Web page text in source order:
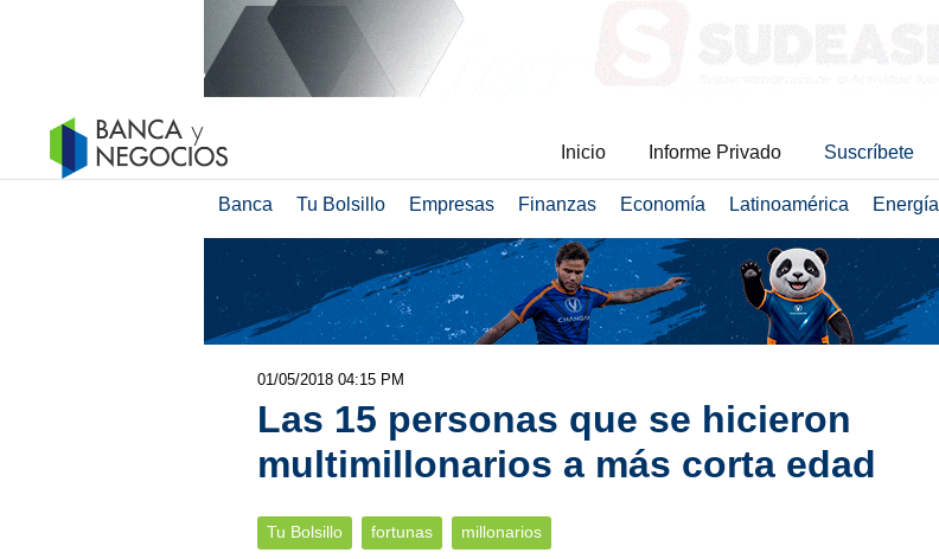
Inicio Informe Privado Suscríbete
Banca Tu Bolsillo Empresas Finanzas Economía Latinoamérica Energía
01/05/2018 04:15 PM
Las 15 personas que se hicieron
multimillonarios a más corta edad
Tu Bolsillo fortunas millonarios